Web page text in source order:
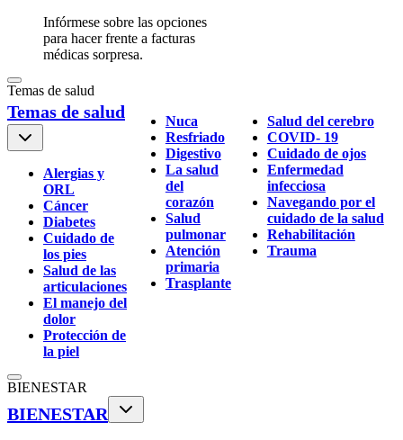
Infórmese sobre las opciones
para hacer frente a facturas
médicas sorpresa.
Temas de salud
Temas de salud
Alergias y
ORL
Cáncer
Diabetes
Cuidado de
los pies
Salud de las
articulaciones
El manejo del
dolor
Protección de
la piel
Nuca
Resfriado
Digestivo
La salud
del
corazón
Salud
pulmonar
Atención
primaria
Trasplante
Salud del cerebro
COVID- 19
Cuidado de ojos
Enfermedad
infecciosa
Navegando por el
cuidado de la salud
Rehabilitación
Trauma
BIENESTAR
BIENESTAR